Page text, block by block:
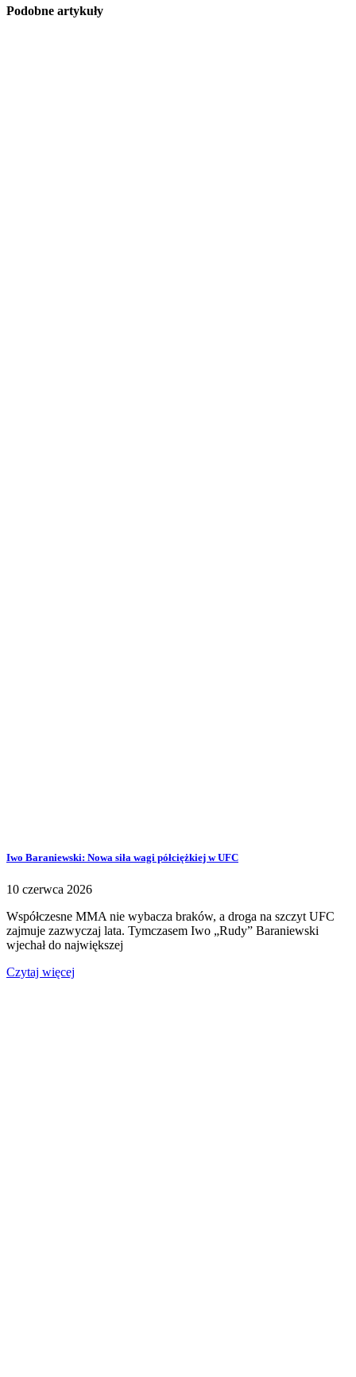
Podobne artykuły
Iwo Baraniewski: Nowa siła wagi półciężkiej w UFC
10 czerwca 2026
Współczesne MMA nie wybacza braków, a droga na szczyt UFC
zajmuje zazwyczaj lata. Tymczasem Iwo „Rudy” Baraniewski
wjechał do największej
Czytaj więcej